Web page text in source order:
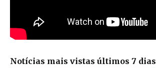
Notícias mais vistas últimos 7 dias